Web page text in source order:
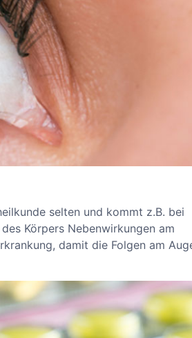
selten und kommt z.B. bei
des Körpers Nebenwirkungen am
damit die Folgen am